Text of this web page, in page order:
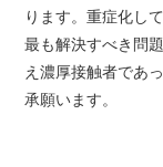
ります。重症化し
最も解決すべき問
え濃厚接触者であ
承願います。